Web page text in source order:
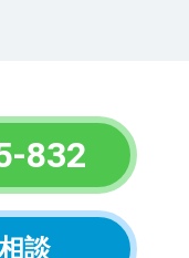
832
談